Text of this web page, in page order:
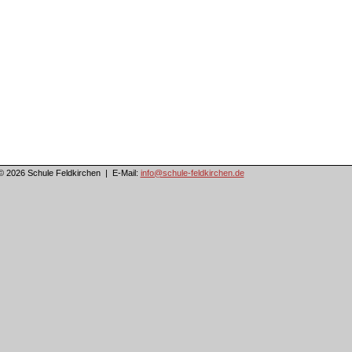
2026 Schule Feldkirchen | E-Mail: info@schule-feldkirchen.de